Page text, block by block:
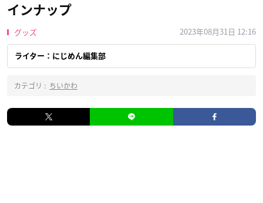
インナップ
グッズ 2023年08月31日 12:16
ライター：にじめん編集部
カテゴリ : ちいかわ